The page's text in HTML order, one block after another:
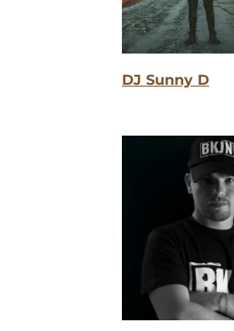
DJ Sunny D